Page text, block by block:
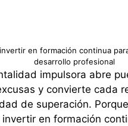
en formación continua
desarrollo profesional
impulsora abre
y convierte cada
de superación.
en formación